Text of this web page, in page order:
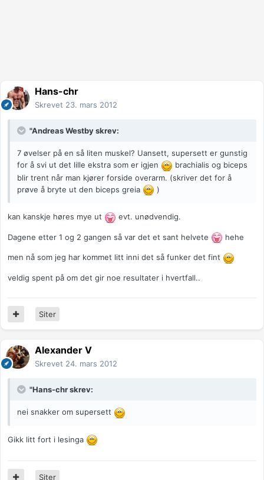
Hans-chr
Skrevet 23. mars 2012
"Andreas Westby skrev:
7 øvelser på en så liten muskel? Uansett, supersett er gunstig
for å svi ut det lille ekstra som er igjen
brachialis og biceps
blir trent når man kjører forside overarm. (skriver det for å
prøve å bryte ut den biceps greia
)
kan kanskje høres mye ut evt. unødvendig.
Dagene etter 1 og 2 gangen så var det et sant helvete hehe
men nå som jeg har kommet litt inni det så funker det fint
veldig spent på om det gir noe resultater i hvertfall..
Siter
Alexander V
Skrevet 24. mars 2012
"Hans-chr skrev:
nei snakker om supersett
Gikk litt fort i lesinga
Siter